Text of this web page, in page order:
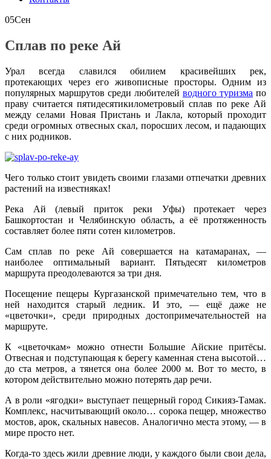
05Сен
Сплав по реке Ай
Урал всегда славился обилием красивейших рек,
протекающих через его живописные просторы. Одним из
популярных маршрутов среди любителей водного туризма по
праву считается пятидесятикилометровый сплав по реке Ай
между селами Новая Пристань и Лакла, который проходит
среди огромных отвесных скал, поросших лесом, и падающих
с них родников.
Чего только стоит увидеть своими глазами отпечатки древних
растений на известняках!
Река Ай (левый приток реки Уфы) протекает через
Башкортостан и Челябинскую область, а её протяженность
составляет более пяти сотен километров.
Сам сплав по реке Ай совершается на катамаранах, —
наиболее оптимальный вариант. Пятьдесят километров
маршрута преодолеваются за три дня.
Посещение пещеры Кургазанской примечательно тем, что в
ней находится старый ледник. И это, — ещё даже не
«цветочки», среди природных достопримечательностей на
маршруте.
К «цветочкам» можно отнести Большие Айские притёсы.
Отвесная и подступающая к берегу каменная стена высотой…
до ста метров, а тянется она более 2000 м. Вот то место, в
котором действительно можно потерять дар речи.
А в роли «ягодки» выступает пещерный город Сикияз-Тамак.
Комплекс, насчитывающий около… сорока пещер, множество
мостов, арок, скальных навесов. Аналогично места этому, — в
мире просто нет.
Когда-то здесь жили древние люди, у каждого были свои дела,